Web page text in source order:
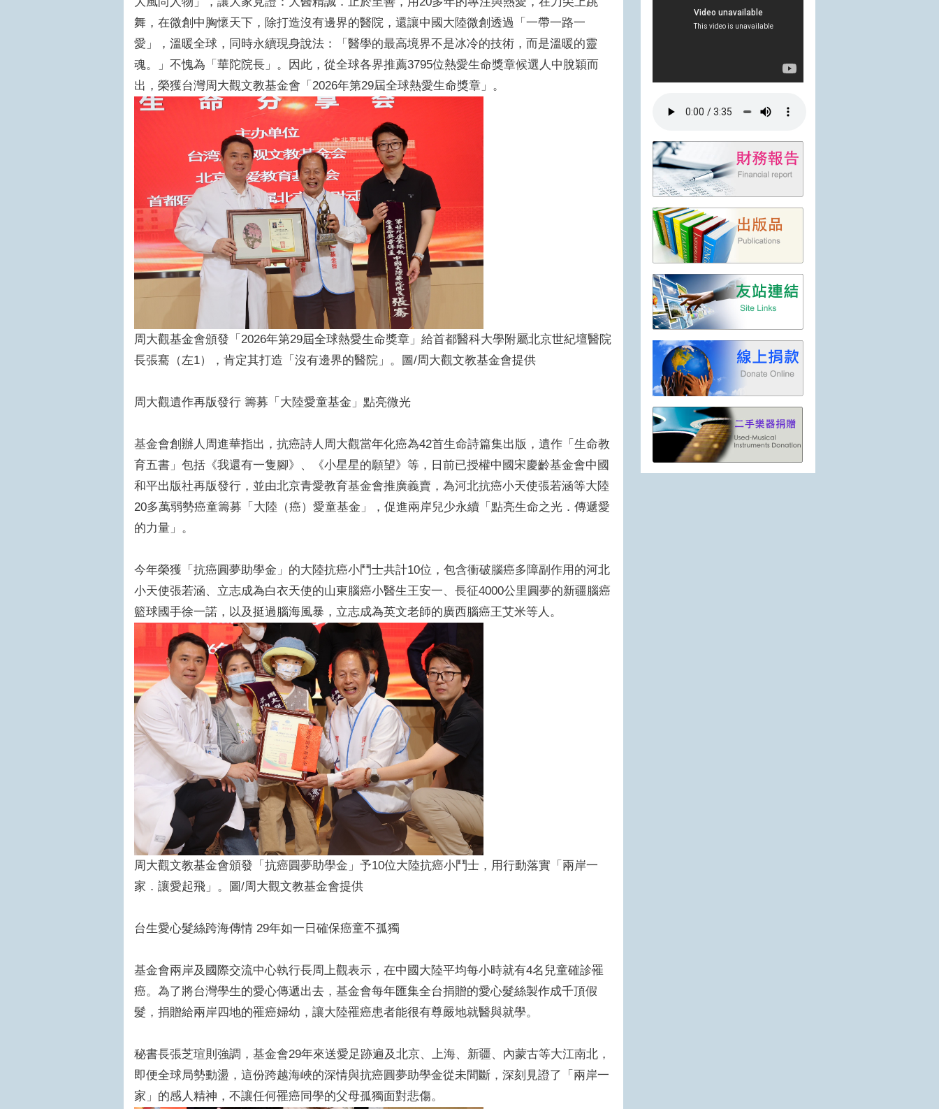
舞，在微創中胸懷天下，除打造沒有邊界的醫院，還讓中國大陸微創透過「一帶一路一
愛」，溫暖全球，同時永續現身說法：「醫學的最高境界不是冰冷的技術，而是溫暖的靈
魂。」不愧為「華陀院長」。因此，從全球各界推薦3795位熱愛生命獎章候選人中脫穎而
出，榮獲台灣周大觀文教基金會「2026年第29屆全球熱愛生命獎章」。
周大觀基金會頒發「2026年第29屆全球熱愛生命獎章」給首都醫科大學附屬北京世紀壇醫院
長張騫（左1），肯定其打造「沒有邊界的醫院」。圖/周大觀文教基金會提供
周大觀遺作再版發行 籌募「大陸愛童基金」點亮微光
基金會創辦人周進華指出，抗癌詩人周大觀當年化癌為42首生命詩篇集出版，遺作「生命教
育五書」包括《我還有一隻腳》、《小星星的願望》等，日前已授權中國宋慶齡基金會中國
和平出版社再版發行，並由北京青愛教育基金會推廣義賣，為河北抗癌小天使張若涵等大陸
20多萬弱勢癌童籌募「大陸（癌）愛童基金」，促進兩岸兒少永續「點亮生命之光．傳遞愛
的力量」。
今年榮獲「抗癌圓夢助學金」的大陸抗癌小鬥士共計10位，包含衝破腦癌多障副作用的河北
小天使張若涵、立志成為白衣天使的山東腦癌小醫生王安一、長征4000公里圓夢的新疆腦癌
籃球國手徐一諾，以及挺過腦海風暴，立志成為英文老師的廣西腦癌王艾米等人。
周大觀文教基金會頒發「抗癌圓夢助學金」予10位大陸抗癌小鬥士，用行動落實「兩岸一
家．讓愛起飛」。圖/周大觀文教基金會提供
台生愛心髮絲跨海傳情 29年如一日確保癌童不孤獨
基金會兩岸及國際交流中心執行長周上觀表示，在中國大陸平均每小時就有4名兒童確診罹
癌。為了將台灣學生的愛心傳遞出去，基金會每年匯集全台捐贈的愛心髮絲製作成千頂假
髮，捐贈給兩岸四地的罹癌婦幼，讓大陸罹癌患者能很有尊嚴地就醫與就學。
秘書長張芝瑄則強調，基金會29年來送愛足跡遍及北京、上海、新疆、內蒙古等大江南北，
即便全球局勢動盪，這份跨越海峽的深情與抗癌圓夢助學金從未間斷，深刻見證了「兩岸一
家」的感人精神，不讓任何罹癌同學的父母孤獨面對悲傷。